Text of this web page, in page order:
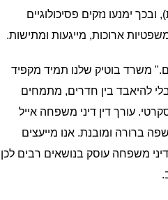
ימנעו נזקים פסיכולוגיים
ארוכות, מייגעות ומתישות.
משרד בוטיק שלנו תמיד מקפיד
להיאבד בין חדרים, מתמחים
עורך דין דיני משפחה אייל
ברורה ומובנת. אנו מייעצים
משפחה עוסק בנושאים רבים לכן